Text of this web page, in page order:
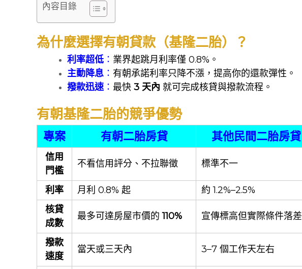
內容目錄
為什麼選擇有朝貸款（基隆二胎）？
利率超低 ： 業界起跳月利率僅 0.8%。
主動降息 ： 有朝承諾利率只降不漲，提高你的還款彈性。
撥款迅速： 最快 3 天內 就可完成核貸與撥款流程。
有朝基隆二胎的競爭優勢
專案 有朝二胎房貸 其他民間二胎房貸
信用
門檻
不看信用評分、不拉聯徵 標準不一
利率 月利 0.8% 起 約 1.2%–2.5%
核貸
成數
最多可達房屋市價的110% 宣傳標高但實際條件落差
撥款
速度
當天或三天內 3–7 個工作天左右